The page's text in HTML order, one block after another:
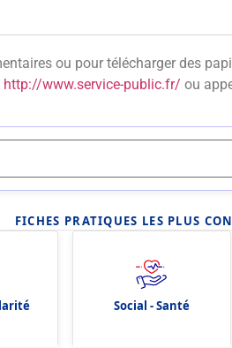
ou pour télécharger des
http://www.service-public.fr/ ou
FICHES PRATIQUES LES PLUS
Social - Santé